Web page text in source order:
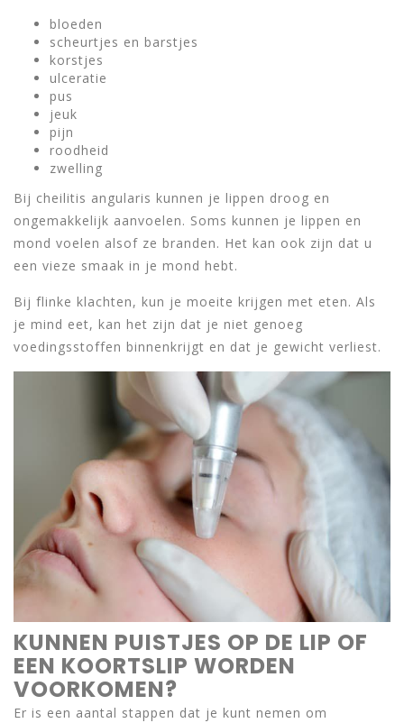
bloeden
scheurtjes en barstjes
korstjes
ulceratie
pus
jeuk
pijn
roodheid
zwelling
Bij cheilitis angularis kunnen je lippen droog en
ongemakkelijk aanvoelen. Soms kunnen je lippen en
mond voelen alsof ze branden. Het kan ook zijn dat u
een vieze smaak in je mond hebt.
Bij flinke klachten, kun je moeite krijgen met eten. Als
je mind eet, kan het zijn dat je niet genoeg
voedingsstoffen binnenkrijgt en dat je gewicht verliest.
KUNNEN PUISTJES OP DE LIP OF
EEN KOORTSLIP WORDEN
VOORKOMEN?
Er is een aantal stappen dat je kunt nemen om